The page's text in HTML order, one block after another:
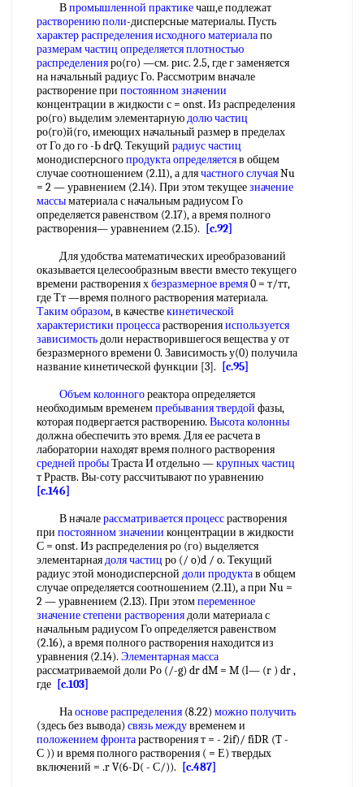
Впромышленной практикечаш,е подлежат
растворению поли-дисперсные материалы. Пусть
характер распределенияисходного материалапо
размерам частиц определяетсяплотностью
распределенияро(го) —см. рис. 2.5, где г заменяется
на начальный радиус Го. Рассмотрим вначале
растворение при постоянном значении
концентрации в жидкости с = onst. Из распределения
ро(го) выделим элементарнуюдолю частиц
ро(го)й(го, имеющих начальный размер в пределах
от Го до го -Ь drQ. Текущий радиус частиц
монодисперсногопродукта определяетсяв общем
случае соотношением (2.11), а длячастного случаяNu
= 2 — уравнением (2.14). При этом текущеезначение
массыматериала с начальным радиусом Го
определяется равенством (2.17), а время полного
растворения— уравнением (2.15).
[c.92]
Для удобства математических иреобразований
оказывается целесообразным ввести вместо текущего
времени растворения хбезразмерное время0 = т/тт,
где Тт —время полного растворения материала.
Таким образом, в качествекинетической
характеристики процессарастворенияиспользуется
зависимостьдоли нерастворившегося вещества у от
безразмерного времени 0. Зависимость у(0) получила
название кинетической функции [3].
[c.95]
Объем колонногореактора определяется
необходимым временемпребывания твердой фазы,
которая подвергается растворению. Высота колонны
должна обеспечить это время. Для ее расчета в
лаборатории находят время полного растворения
средней пробыТраста И отдельно —крупных частиц
т Рраств. Вы-соту рассчитывают по уравнению
[c.146]
В началерассматривается процессрастворения
при постоянном значении концентрации в жидкости
С = onst. Из распределения ро (го) выделяется
элементарнаядоля частиц ро (/ o)d / o. Текущий
радиус этой монодисперсной доли продуктав общем
случае определяется соотношением (2.11), а при Nu =
2 — уравнением (2.13). При этомпеременное
значениестепени растворениядоли материала с
начальным радиусом Го определяется равенством
(2.16), а время полного растворения находится из
уравнения (2.14). Элементарная масса
рассматриваемой доли Ро (/-g) dr dM = M (l— (r ) dr ,
где [c.103]
Наоснове распределения (8.22) можно получить
(здесь без вывода) связь междувременем и
положением фронтарастворения т = - 2if)/ fiDR (T -
С )) и время полного растворения ( = Е) твердых
включений = .r V(6-D( - С/)).
[c.487]